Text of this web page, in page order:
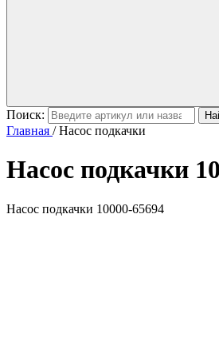
Поиск:
Главная /Насос подкачки
Насос подкачки
Насос подкачки 10000-65694